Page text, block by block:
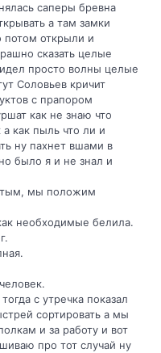
саперы бревна
а там замки
потом открыли и
сказать целые
просто волны целые
Соловьев кричит
с прапором
как не знаю что
как пыль что ли и
ну пахнет вшами в
было я и не знал и
мы положим
необходимые белила.
с утречка показал
сортировать а мы
и за работу и вот
про тот случай ну